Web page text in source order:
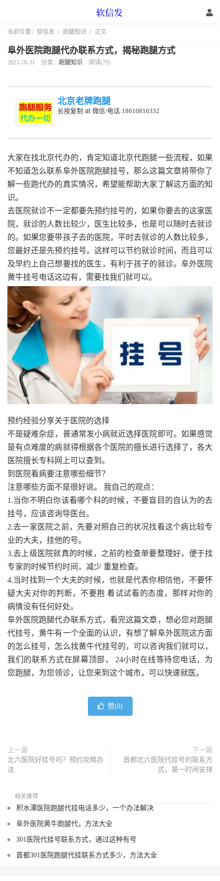
当前位置： 软信发 > 跑腿知识 > 正文
阜外医院跑腿代办联系方式，揭秘跑腿方式
2023-10-31 分类： 跑腿知识 阅读(79)
北京老牌跑腿
长按复制 at 微信/电话:18610816332
大家在找北京代办的，肯定知道北京代跑腿一些流程，如果
不知道怎么联系阜外医院跑腿挂号，那么这篇文章将带你了
解一些跑代办的真实情况，希望能帮助大家了解这方面的知
识。
去医院就诊不一定都要先预约挂号的，如果你要去的这家医
院，就诊的人数比较少，医生比较多，也是可以随时去就诊
的。如果您要带孩子去的医院，平时去就诊的人数比较多，
您最好还是先预约挂号。这样可以节约就诊时间，而且可以
及早约上自己想要找的医生，有利于孩子的就诊。阜外医院
黄牛挂号电话这边有，需要找我们就可以。
预约经验分享关于医院的选择
不是疑难杂症，普通常发小病就近选择医院即可。如果感觉
是有点难度的病就得根据各个医院的擅长进行选择了，各大
医院擅长专科网上可以查到。
到医院看病要注意哪些细节？
注意哪些方面不是很好说。 我自己的观点：
1.当你不明白你该看哪个科的时候，不要盲目的自认为的去
挂号，应该咨询导医台。
2.去一家医院之前，先要对照自己的状况找看这个病比较专
业的大夫，挂他的号。
3.去上级医院就真的时候，之前的检查单要整理好，便于找
专家的时候节约时间，减少 重复检查。
4.当时找到一个大夫的时候，也就是代表你相信他，不要怀
疑大夫对你的判断，不要抱 着试试看的态度，那样对你的
病情没有任何好处。
阜外医院跑腿代办联系方式，看完这篇文章，想必您对跑腿
代挂号，黄牛有一个全面的认识，有想了解阜外医院这方面
的怎么挂号，怎么找黄牛代挂号的，可以咨询我们就可以，
我们的联系方式在屏幕顶部， 24小时在线等待您电话，为
您跑腿，为您领诊，让您来到这个城市，可以快速就医。
赞(0)
上一篇
北六医院好挂号吗？预约攻略办
法
下一篇
首都北六医院代挂号的联系方
式，第一时间安排
相关推荐
积水潭医院跑腿代挂电话多少，一个办法解决
阜外医院黄牛跑腿代，方法大全
301医院代挂号联系方式，通过这种有号
首都301医院跑腿代挂联系方式多少，方法大全